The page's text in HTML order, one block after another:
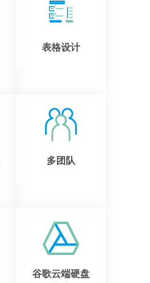
表格设计
多团队
谷歌云端硬盘